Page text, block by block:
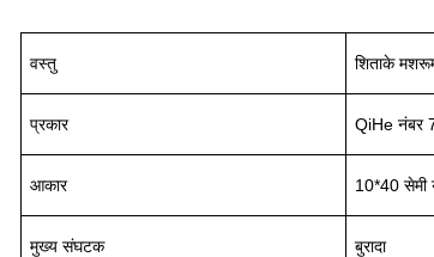
वस्तु शिताके
प्रकार QiHe नंबर
आकार 10*40
मुख्य संघटक बुरादा